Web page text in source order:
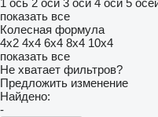
1 ось 2 оси 3 оси 4 оси 5
показать все
Колесная формула
4x2 4x4 6x4 8x4 10x4
показать все
Не хватает фильтров?
Предложить изменение
Найдено:
-